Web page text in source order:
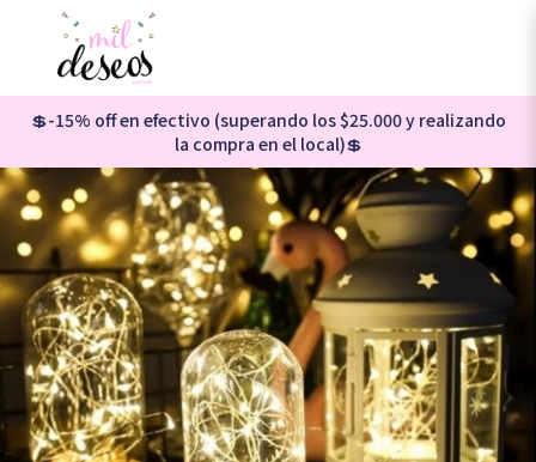
💲-15% off en efectivo (superando los $25.000 y realizando
la compra en el local)💲